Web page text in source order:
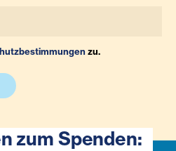
zu.
zum Spenden: